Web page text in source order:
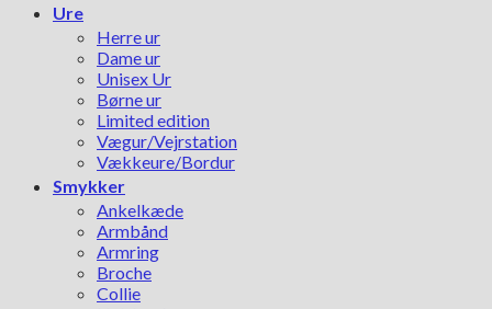
Ure
Herre ur
Dame ur
Unisex Ur
Børne ur
Limited edition
Vægur/Vejrstation
Vækkeure/Bordur
Smykker
Ankelkæde
Armbånd
Armring
Broche
Collie